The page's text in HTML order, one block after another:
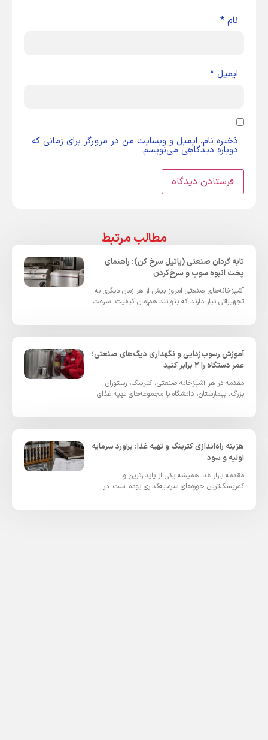
نام *
ایمیل *
ذخیره نام، ایمیل و وبسایت من در مرورگر برای زمانی که
دوباره دیدگاهی می‌نویسم.
مطالب مرتبط
تابه گردان صنعتی (پاتیل سرخ کن): راهنمای
پخت انبوه سوپ و سرخ‌کردن
آشپزخانه‌های صنعتی امروز بیش از هر زمان دیگری به
تجهیزاتی نیاز دارند که بتوانند هم‌زمان کیفیت، سرعت
آموزش رسوب‌زدایی و نگهداری دیگ‌های صنعتی؛
عمر دستگاه را ۲ برابر کنید
مقدمه در هر آشپزخانه صنعتی، کترینگ، رستوران
بزرگ، بیمارستان، دانشگاه یا مجموعه‌های تهیه غذای
هزینه راه‌اندازی کترینگ و تهیه غذا: برآورد سرمایه
اولیه و سود
مقدمه بازار غذا همیشه یکی از پایدارترین و
کم‌ریسک‌ترین حوزه‌های سرمایه‌گذاری بوده است. در